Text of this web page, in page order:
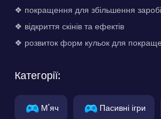
❖ покращення для збільшення
❖ відкриття скінів та ефектів
❖ розвиток форм кульок для
Категорії:
М'яч Пасивні ігри